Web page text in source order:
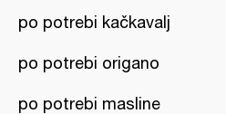
po potrebi kačkavalj
po potrebi origano
po potrebi masline